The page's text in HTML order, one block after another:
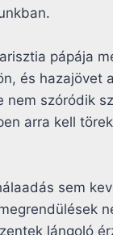
pápája
és hazajövet
nem szóródik
arra kell
sem
lángoló